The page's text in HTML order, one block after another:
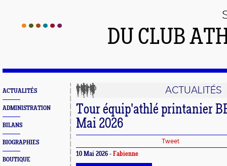
DU CLUB
ACTUALITÉS
ADMINISTRATION
BILANS
BIOGRAPHIES
BOUTIQUE
ACTUALITÉS
Tour équip'athlé printanier
Mai 2026
Tweet
10 Mai 2026 - Fabienne